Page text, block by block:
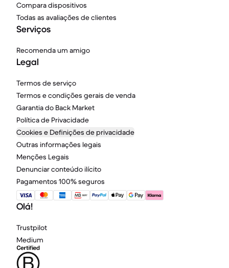
Compara dispositivos
Todas as avaliações de clientes
Serviços
Recomenda um amigo
Legal
Termos de serviço
Termos e condições gerais de venda
Garantia do Back Market
Política de Privacidade
Cookies e Definições de privacidade
Outras informações legais
Menções Legais
Denunciar conteúdo ilícito
Pagamentos 100% seguros
Olá!
Trustpilot
Medium